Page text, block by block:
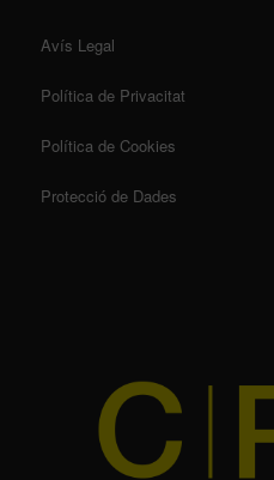
Avís Legal
Política de Privacitat
Política de Cookies
Protecció de Dades